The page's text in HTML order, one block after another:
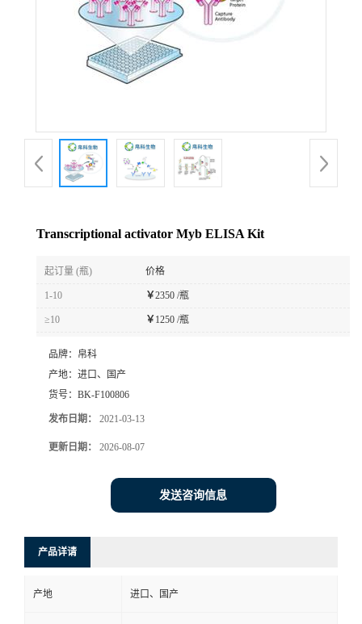
Transcriptional activator Myb ELISA Kit
起订量 (瓶) 价格
1-10 ￥2350 /瓶
≥10 ￥ 1250 /瓶
品牌： 帛科
产地： 进口、国产
货号： BK-F100806
发布日期： 2021-03-13
更新日期： 2026-08-07
发送咨询信息
产品详请
产地 进口、国产